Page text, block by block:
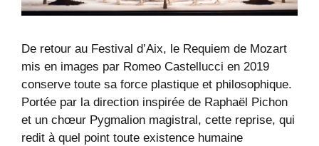
De retour au Festival d’Aix, le Requiem de Mozart
mis en images par Romeo Castellucci en 2019
conserve toute sa force plastique et philosophique.
Portée par la direction inspirée de Raphaël Pichon
et un chœur Pygmalion magistral, cette reprise, qui
redit à quel point toute existence humaine